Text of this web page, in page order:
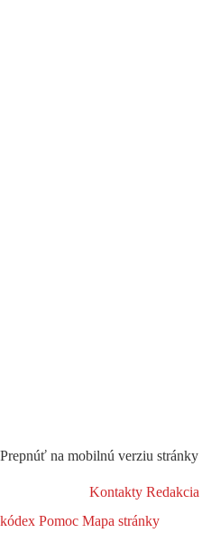
Prepnúť na mobilnú verziu stránky
Kontakty Redakcia
kódex Pomoc Mapa stránky